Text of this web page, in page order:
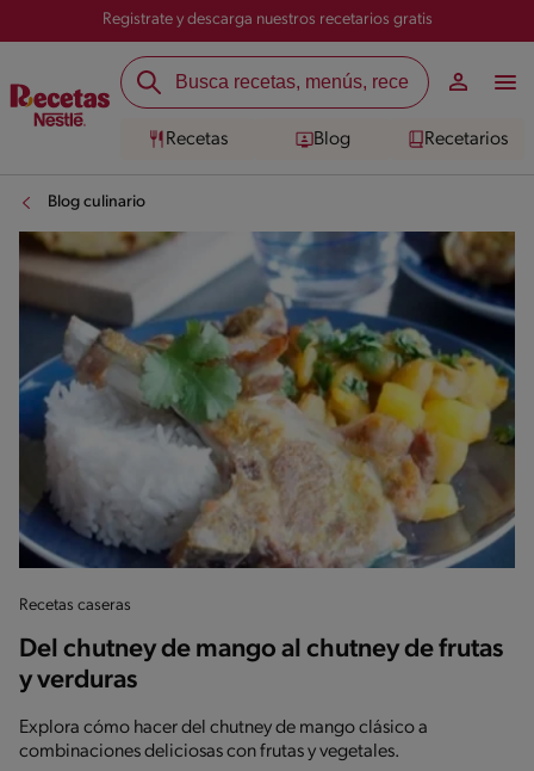
Registrate y descarga nuestros recetarios gratis
Recetas Blog Recetarios
Blog culinario
Recetas caseras
Del chutney de mango al chutney de frutas
y verduras
Explora cómo hacer del chutney de mango clásico a
combinaciones deliciosas con frutas y vegetales.